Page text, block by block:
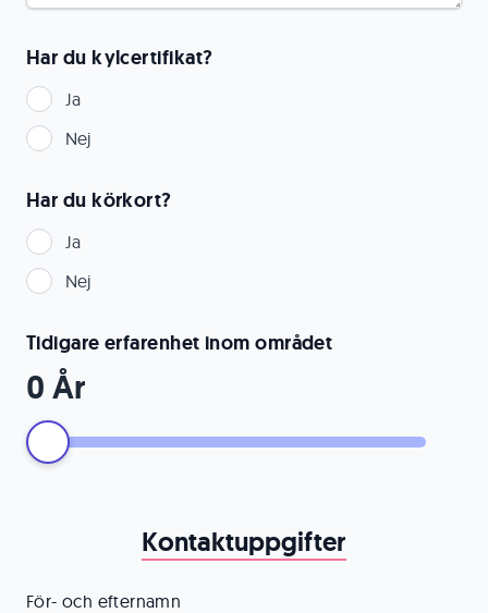
Har du kylcertifikat?
Ja
Nej
Har du körkort?
Ja
Nej
Tidigare erfarenhet inom området
0 År
Kontaktuppgifter
För- och efternamn